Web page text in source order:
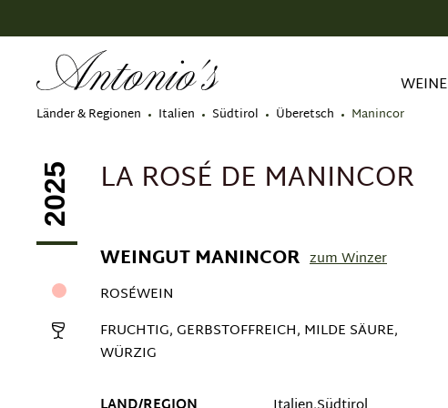
Länder & Regionen Italien Südtirol Überetsch Manincor
WEINE
2025 LA ROSÉ DE MANINCOR
WEINGUT MANINCOR zum Winzer
ROSÉWEIN
FRUCHTIG, GERBSTOFFREICH, MILDE SÄURE,
WÜRZIG